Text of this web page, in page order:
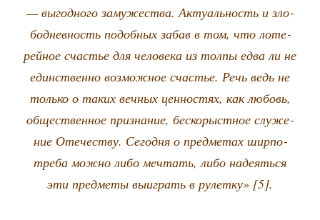
— выгод­но­го заму­же­ства. Акту­аль­ность и зло­
бо­днев­ность подоб­ных забав в том, что лоте­
рей­ное сча­стье для чело­ве­ка из тол­пы едва ли не
един­ствен­но воз­мож­ное сча­стье. Речь ведь не
толь­ко о таких веч­ных цен­но­стях, как любовь,
обще­ствен­ное при­зна­ние, бес­ко­рыст­ное слу­же­
ние Оте­че­ству. Сего­дня о пред­ме­тах шир­по­
тре­ба мож­но либо меч­тать, либо наде­ять­ся
эти пред­ме­ты выиг­рать в рулет­ку» [5].